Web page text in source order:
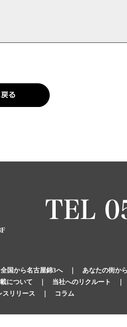
全国から名古屋錦3へ｜ あなたの街か
について 当社へのリクルート
スリリース コラム